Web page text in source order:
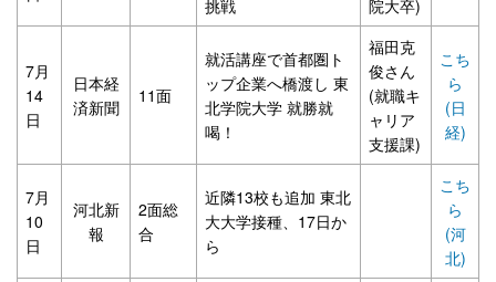
挑戦 院大卒)
7月
14
日
日本経
済新聞
11面
就活講座で首都圏ト
ップ企業へ橋渡し 東
北学院大学 就勝就
喝！
福田克
俊さん
(就職キ
ャリア
支援課)
こち
ら
(日
経)
7月
10
日
河北新
報
2面総
合
近隣13校も追加 東北
大大学接種、17日か
ら
こち
ら
(河
北)